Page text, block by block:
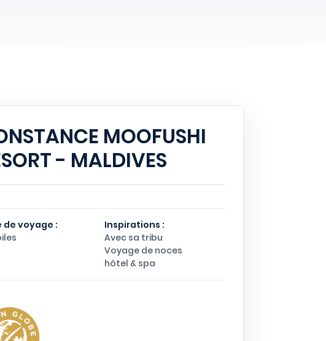
MOOFUSHI
- MALDIVES
de voyage :
Inspirations :
Avec sa tribu
Voyage de noces
hôtel & spa